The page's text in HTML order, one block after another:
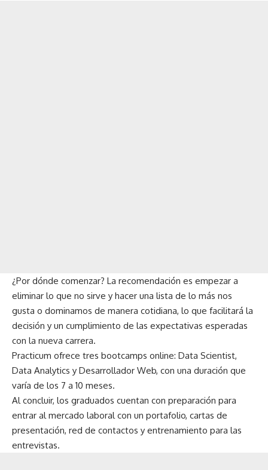
¿Por dónde comenzar? La recomendación es empezar a
eliminar lo que no sirve y hacer una lista de lo más nos
gusta o dominamos de manera cotidiana, lo que facilitará la
decisión y un cumplimiento de las expectativas esperadas
con la nueva carrera.
Practicum ofrece tres bootcamps online: Data Scientist,
Data Analytics y Desarrollador Web, con una duración que
varía de los 7 a 10 meses.
Al concluir, los graduados cuentan con preparación para
entrar al mercado laboral con un portafolio, cartas de
presentación, red de contactos y entrenamiento para las
entrevistas.